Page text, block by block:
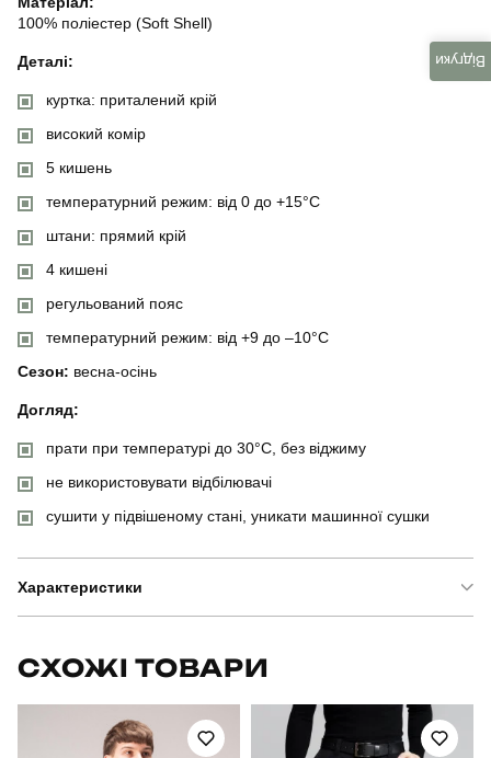
100% поліестер (Soft Shell)
Деталі:
куртка: приталений крій
високий комір
5 кишень
температурний режим: від 0 до +15°C
штани: прямий крій
4 кишені
регульований пояс
температурний режим: від +9 до –10°C
Сезон: весна-осінь
Догляд:
прати при температурі до 30°C, без віджиму
не використовувати відбілювачі
сушити у підвішеному стані, уникати машинної сушки
Характеристики
Призначення для повсякденного носіння
СХОЖІ ТОВАРИ
Відгуки